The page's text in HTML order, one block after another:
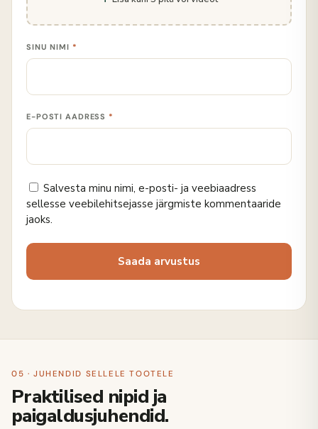
SINU NIMI *
E-POSTI AADRESS *
Salvesta minu nimi, e-posti- ja veebiaadress
sellesse veebilehitsejasse järgmiste kommentaaride
jaoks.
05 · JUHENDID SELLELE TOOTELE
Praktilised nipid ja
paigaldusjuhendid.